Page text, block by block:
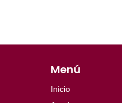
Menú
Inicio